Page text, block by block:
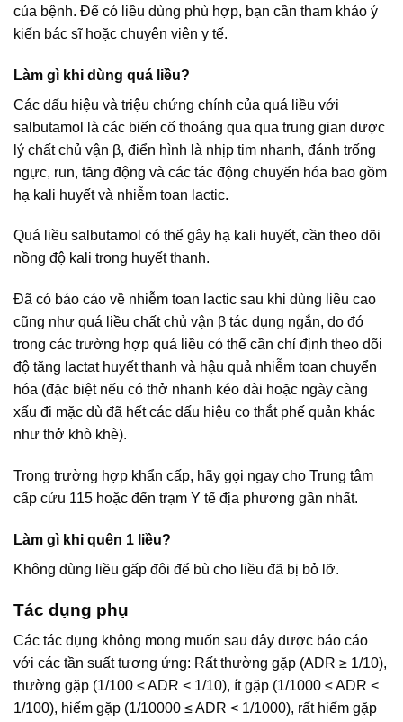
của bệnh. Để có liều dùng phù hợp, bạn cần tham khảo ý
kiến bác sĩ hoặc chuyên viên y tế.
Làm gì khi dùng quá liều?
Các dấu hiệu và triệu chứng chính của quá liều với
salbutamol là các biến cố thoáng qua qua trung gian dược
lý chất chủ vận β, điển hình là nhịp tim nhanh, đánh trống
ngực, run, tăng động và các tác động chuyển hóa bao gồm
hạ kali huyết và nhiễm toan lactic.
Quá liều salbutamol có thể gây hạ kali huyết, cần theo dõi
nồng độ kali trong huyết thanh.
Đã có báo cáo về nhiễm toan lactic sau khi dùng liều cao
cũng như quá liều chất chủ vận β tác dụng ngắn, do đó
trong các trường hợp quá liều có thể cần chỉ định theo dõi
độ tăng lactat huyết thanh và hậu quả nhiễm toan chuyển
hóa (đặc biệt nếu có thở nhanh kéo dài hoặc ngày càng
xấu đi mặc dù đã hết các dấu hiệu co thắt phế quản khác
như thở khò khè).
Trong trường hợp khẩn cấp, hãy gọi ngay cho Trung tâm
cấp cứu 115 hoặc đến trạm Y tế địa phương gần nhất.
Làm gì khi quên 1 liều?
Không dùng liều gấp đôi để bù cho liều đã bị bỏ lỡ.
Tác dụng phụ
Các tác dụng không mong muốn sau đây được báo cáo
với các tần suất tương ứng: Rất thường gặp (ADR ≥ 1/10),
thường gặp (1/100 ≤ ADR < 1/10), ít gặp (1/1000 ≤ ADR <
1/100), hiếm gặp (1/10000 ≤ ADR < 1/1000), rất hiếm gặp